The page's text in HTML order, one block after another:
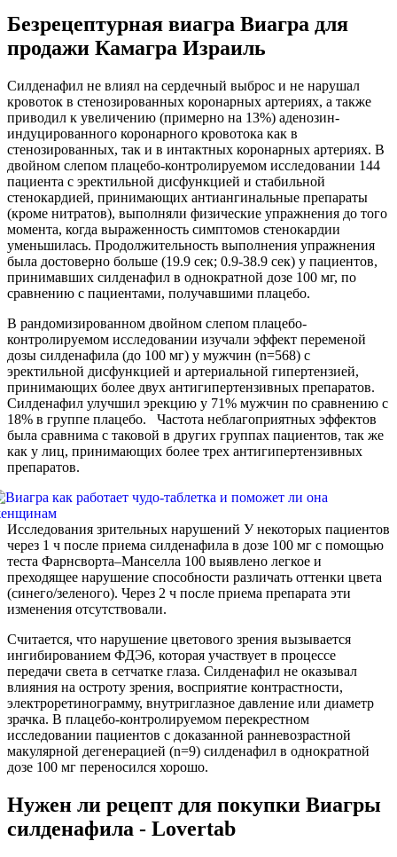
Безрецептурная виагра Виагра для
продажи Камагра Израиль
Силденафил не влиял на сердечный выброс и не нарушал
кровоток в стенозированных коронарных артериях, а также
приводил к увеличению (примерно на 13%) аденозин-
индуцированного коронарного кровотока как в
стенозированных, так и в интактных коронарных артериях. В
двойном слепом плацебо-контролируемом исследовании 144
пациента с эректильной дисфункцией и стабильной
стенокардией, принимающих антиангинальные препараты
(кроме нитратов), выполняли физические упражнения до того
момента, когда выраженность симптомов стенокардии
уменьшилась. Продолжительность выполнения упражнения
была достоверно больше (19.9 сек; 0.9-38.9 сек) у пациентов,
принимавших силденафил в однократной дозе 100 мг, по
сравнению с пациентами, получавшими плацебо.
В рандомизированном двойном слепом плацебо-
контролируемом исследовании изучали эффект переменой
дозы силденафила (до 100 мг) у мужчин (n=568) с
эректильной дисфункцией и артериальной гипертензией,
принимающих более двух антигипертензивных препаратов.
Силденафил улучшил эрекцию у 71% мужчин по сравнению с
18% в группе плацебо. Частота неблагоприятных эффектов
была сравнима с таковой в других группах пациентов, так же
как у лиц, принимающих более трех антигипертензивных
препаратов.
Исследования зрительных нарушений У некоторых пациентов
через 1 ч после приема силденафила в дозе 100 мг с помощью
теста Фарнсворта–Манселла 100 выявлено легкое и
преходящее нарушение способности различать оттенки цвета
(синего/зеленого). Через 2 ч после приема препарата эти
изменения отсутствовали.
Считается, что нарушение цветового зрения вызывается
ингибированием ФДЭ6, которая участвует в процессе
передачи света в сетчатке глаза. Силденафил не оказывал
влияния на остроту зрения, восприятие контрастности,
электроретинограмму, внутриглазное давление или диаметр
зрачка. В плацебо-контролируемом перекрестном
исследовании пациентов с доказанной ранневозрастной
макулярной дегенерацией (n=9) силденафил в однократной
дозе 100 мг переносился хорошо.
Нужен ли рецепт для покупки Виагры
силденафила - Lovertab